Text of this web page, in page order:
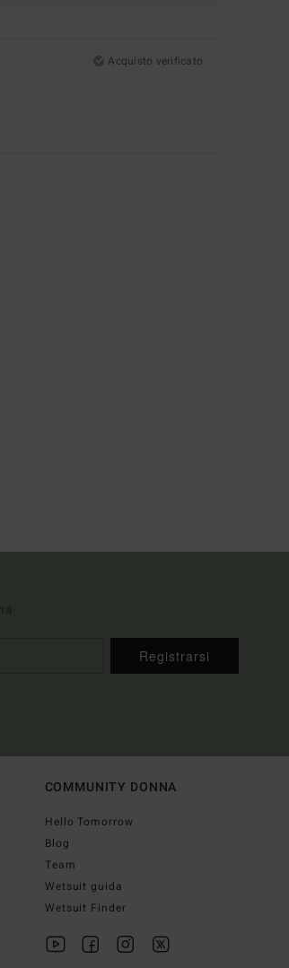
Acquisto verificato
Registrarsi
COMMUNITY DONNA
Hello Tomorrow
Blog
Team
Wetsuit guida
Wetsuit Finder